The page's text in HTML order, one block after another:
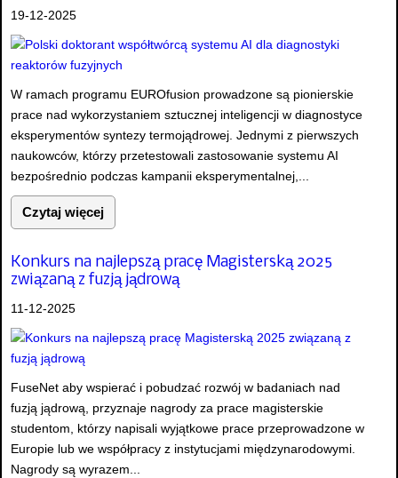
19-12-2025
W ramach programu EUROfusion prowadzone są pionierskie
prace nad wykorzystaniem sztucznej inteligencji w diagnostyce
eksperymentów syntezy termojądrowej. Jednymi z pierwszych
naukowców, którzy przetestowali zastosowanie systemu AI
bezpośrednio podczas kampanii eksperymentalnej,...
Czytaj więcej
Konkurs na najlepszą pracę Magisterską 2025
związaną z fuzją jądrową
11-12-2025
FuseNet aby wspierać i pobudzać rozwój w badaniach nad
fuzją jądrową, przyznaje nagrody za prace magisterskie
studentom, którzy napisali wyjątkowe prace przeprowadzone w
Europie lub we współpracy z instytucjami międzynarodowymi.
Nagrody są wyrazem...